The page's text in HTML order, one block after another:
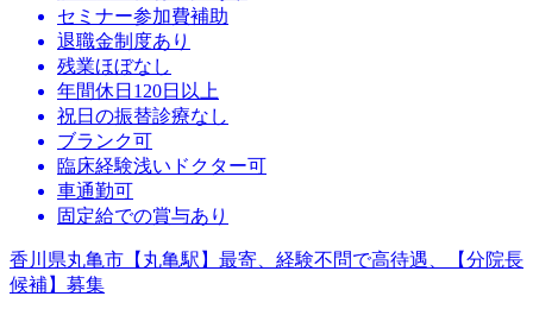
セミナー参加費補助
退職金制度あり
残業ほぼなし
年間休日120日以上
祝日の振替診療なし
ブランク可
臨床経験浅いドクター可
車通勤可
固定給での賞与あり
香川県丸亀市【丸亀駅】最寄、経験不問で高待遇、【分院長
候補】募集